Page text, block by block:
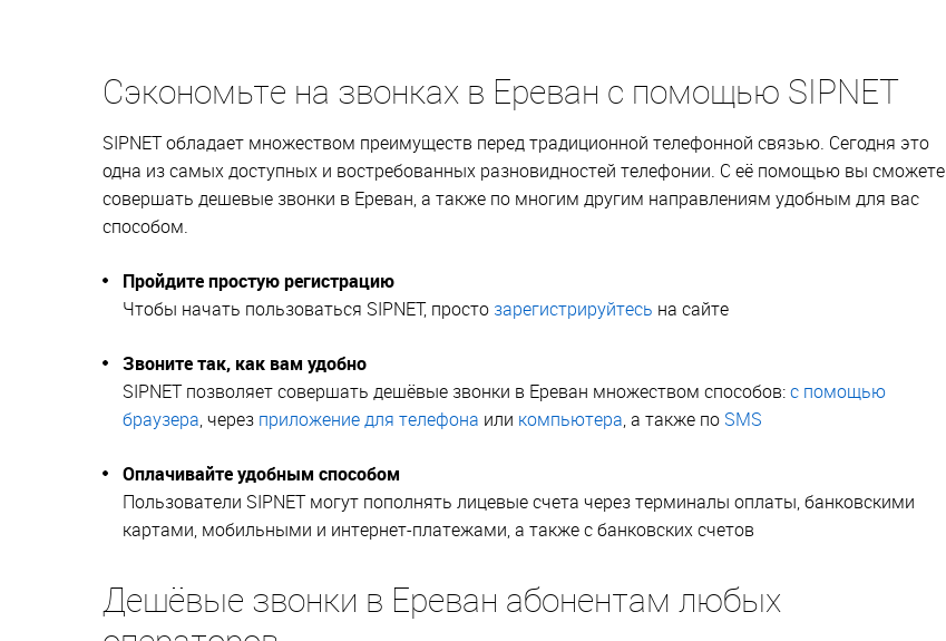
Сэкономьте на звонках в Ереван с помощью SIPNET
SIPNET обладает множеством преимуществ перед традиционной телефонной связью. Сегодня это
одна из самых доступных и востребованных разновидностей телефонии. С её помощью вы сможете
совершать дешевые звонки в Ереван, а также по многим другим направлениям удобным для вас
способом.
Пройдите простую регистрацию
Чтобы начать пользоваться SIPNET, просто зарегистрируйтесь на сайте
Звоните так, как вам удобно
SIPNET позволяет совершать дешёвые звонки в Ереван множеством способов:с помощью
браузера, через приложение для телефона или компьютера, а также по SMS
Оплачивайте удобным способом
Пользователи SIPNET могут пополнять лицевые счета через терминалы оплаты, банковскими
картами, мобильными и интернет-платежами, а также с банковских счетов
Дешёвые звонки в Ереван абонентам любых